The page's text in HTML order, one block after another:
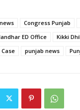
Congress Punjab
ED Office
Kikki
punjab news